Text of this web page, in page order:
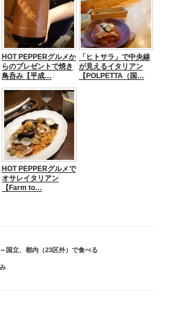
HOT PEPPERグルメか
らのプレゼントで焼き
鳥呑み【平成…
「ヒトサラ」で中央線
が見えるイタリアン
【POLPETTA（国…
HOT PEPPERグルメで
オサレイタリアン
【Farm to…
国立、 都内（23区外）で食べる